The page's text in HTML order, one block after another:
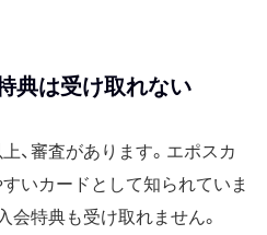
典は受け取れない
、審査があります。エポスカ
いカードとして知られていま
会特典も受け取れません。